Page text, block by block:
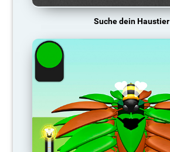
Suche dein Haustier